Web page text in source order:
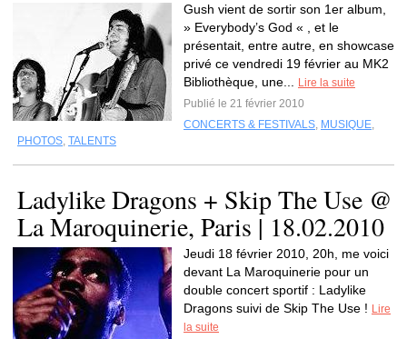
Gush vient de sortir son 1er album,
» Everybody’s God « , et le
présentait, entre autre, en showcase
privé ce vendredi 19 février au MK2
Bibliothèque, une...
Lire la suite
Publié le 21 février 2010
CONCERTS & FESTIVALS, MUSIQUE,
PHOTOS, TALENTS
Ladylike Dragons + Skip The Use @
La Maroquinerie, Paris | 18.02.2010
Jeudi 18 février 2010, 20h, me voici
devant La Maroquinerie pour un
double concert sportif : Ladylike
Dragons suivi de Skip The Use ! Lire
la suite